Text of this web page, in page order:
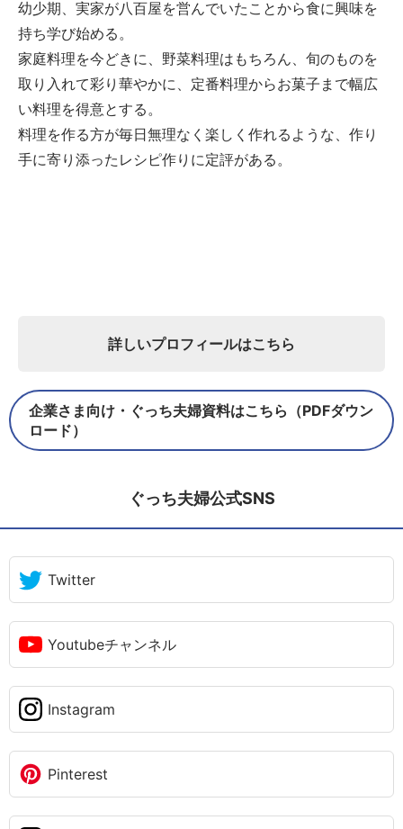
幼少期、実家が八百屋を営んでいたことから食に興味を
持ち学び始める。
家庭料理を今どきに、野菜料理はもちろん、旬のものを
取り入れて彩り華やかに、定番料理からお菓子まで幅広
い料理を得意とする。
料理を作る方が毎日無理なく楽しく作れるような、作り
手に寄り添ったレシピ作りに定評がある。
詳しいプロフィールはこちら
企業さま向け・ぐっち夫婦資料はこちら（PDFダウン
ロード）
ぐっち夫婦公式SNS
Twitter
Youtubeチャンネル
Instagram
Pinterest